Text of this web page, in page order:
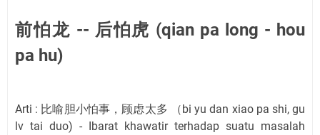
前怕龙 -- 后怕虎 (qian pa long - hou
pa hu)
Arti : 比喻胆小怕事，顾虑太多 （bi yu dan xiao pa shi, gu
lv tai duo) - Ibarat khawatir terhadap suatu masalah